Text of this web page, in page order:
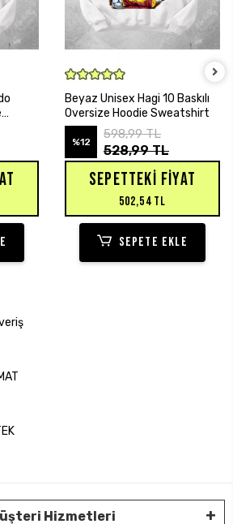
Beyaz Unisex Hagi 10 Baskılı
Oversize Hoodie Sweatshirt
%12
598,99 TL
528,99 TL
SEPETTEKI FIYAT
502,54 TL
SEPETE EKLE
Hizmetleri